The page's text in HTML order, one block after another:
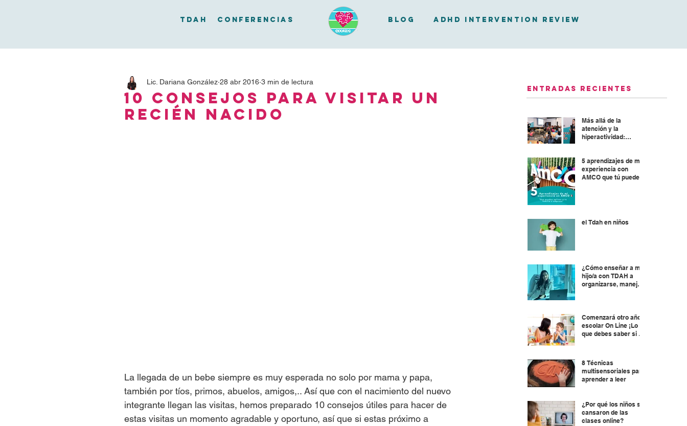
TDAH Conferencias BLOG ADHD Intervention Review
Entradas recientes
Más allá de la
atención y la
hiperactividad:
5 aprendizajes de mi
experiencia con
AMCO que tú puedes
el Tdah en niños
¿Cómo enseñar a mi
hijo/a con TDAH a
organizarse, manejar
Comenzará otro año
escolar On Line ¡Lo
que debes saber si tu
8 Técnicas
multisensoriales para
aprender a leer
¿Por qué los niños se
cansaron de las
clases online?
10 Consejos para Visitar un
Recién Nacido
Lic. Dariana González 28 abr 2016 3 min de lectura
La llegada de un bebe siempre es muy esperada no solo por mama y papa,
también por tíos, primos, abuelos, amigos,.. Así que con el nacimiento del nuevo
integrante llegan las visitas, hemos preparado 10 consejos útiles para hacer de
estas visitas un momento agradable y oportuno, así que si estas próximo a